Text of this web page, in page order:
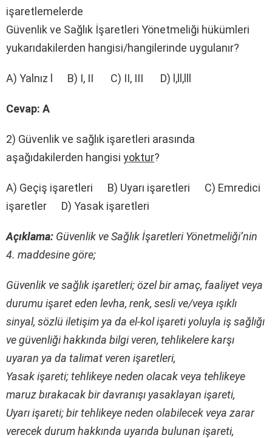
işaretlemelerde
Güvenlik ve Sağlık İşaretleri Yönetmeliği hükümleri
yukarıdakilerden hangisi/hangilerinde uygulanır?
A) Yalnız l B) I, II C) II, III D) l,ll,lll
Cevap: A
2) Güvenlik ve sağlık işaretleri arasında
aşağıdakilerden hangisi yoktur?
A) Geçiş işaretleri B) Uyarı işaretleri C) Emredici
işaretler D) Yasak işaretleri
Açıklama: Güvenlik ve Sağlık İşaretleri Yönetmeliği’nin
4. maddesine göre;
Güvenlik ve sağlık işaretleri; özel bir amaç, faaliyet veya
durumu işaret eden levha, renk, sesli ve/veya ışıklı
sinyal, sözlü iletişim ya da el-kol işareti yoluyla iş sağlığı
ve güvenliği hakkında bilgi veren, tehlikelere karşı
uyaran ya da talimat veren işaretleri,
Yasak işareti; tehlikeye neden olacak veya tehlikeye
maruz bırakacak bir davranışı yasaklayan işareti,
Uyarı işareti; bir tehlikeye neden olabilecek veya zarar
verecek durum hakkında uyarıda bulunan işareti,